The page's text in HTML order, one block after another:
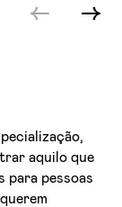
aquilo que
para pessoas